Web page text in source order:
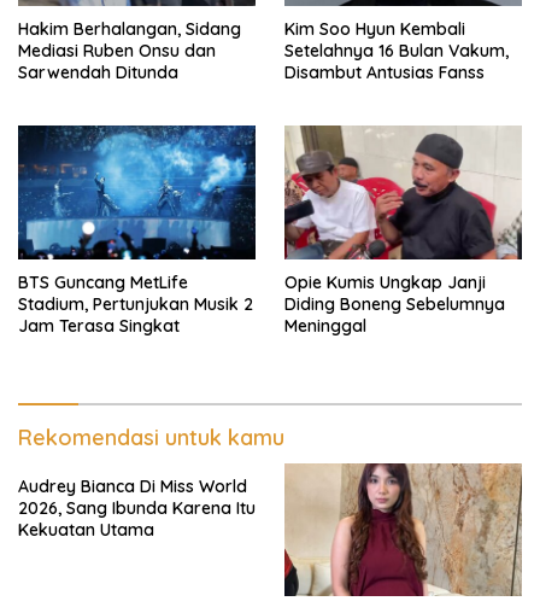
Hakim Berhalangan, Sidang
Mediasi Ruben Onsu dan
Sarwendah Ditunda
Kim Soo Hyun Kembali
Setelahnya 16 Bulan Vakum,
Disambut Antusias Fanss
BTS Guncang MetLife
Stadium, Pertunjukan Musik 2
Jam Terasa Singkat
Opie Kumis Ungkap Janji
Diding Boneng Sebelumnya
Meninggal
Rekomendasi untuk kamu
Audrey Bianca Di Miss World
2026, Sang Ibunda Karena Itu
Kekuatan Utama